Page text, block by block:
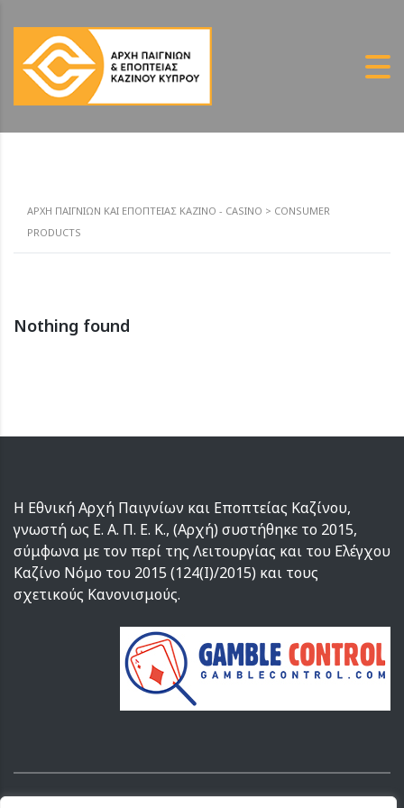
ΑΡΧΗ ΠΑΙΓΝΙΩΝ ΚΑΙ ΕΠΟΠΤΕΙΑΣ ΚΑΖΙΝΟ - CASINO > CONSUMER
PRODUCTS
Nothing found
Η Εθνική Αρχή Παιγνίων και Εποπτείας Καζίνου,
γνωστή ως Ε. Α. Π. Ε. Κ., (Αρχή) συστήθηκε το 2015,
σύμφωνα με τον περί της Λειτουργίας και του Ελέγχου
Καζίνο Νόμο του 2015 (124(I)/2015) και τους
σχετικούς Κανονισμούς.